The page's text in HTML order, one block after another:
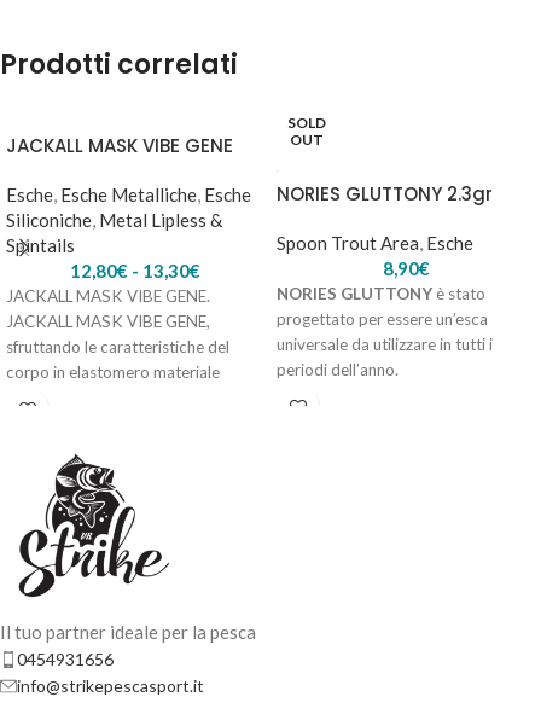
SAVAGE GEAR 3D HYBRID PIKE – FIRETIGER
AGGIUNGI AL
CARRELLO
Prodotti correlati
JACKALL MASK VIBE GENE
Esche, Esche Metalliche, Esche
Siliconiche, Metal Lipless &
Spintails
12,80€ - 13,30€
JACKALL MASK VIBE GENE.
JACKALL MASK VIBE GENE,
sfruttando le caratteristiche del
corpo in elastomero materiale
SOLD
OUT
NORIES GLUTTONY 2.3gr
Spoon Trout Area, Esche
8,90€
NORIES GLUTTONY è stato
progettato per essere un’esca
universale da utilizzare in tutti i
periodi dell’anno.
Il tuo partner ideale per la pesca
0454931656
info@strikepescasport.it